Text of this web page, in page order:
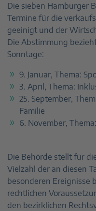
Die sieben Hamburger
Termine für die
geeinigt und der
Die Abstimmung
Sonntage:
9. Januar, Thema:
3. April, Thema:
25. September,
Familie
6. November,
Die Behörde stellt für
Vielzahl der an diesen
besonderen Ereignisse
rechtlichen
den bezirklichen